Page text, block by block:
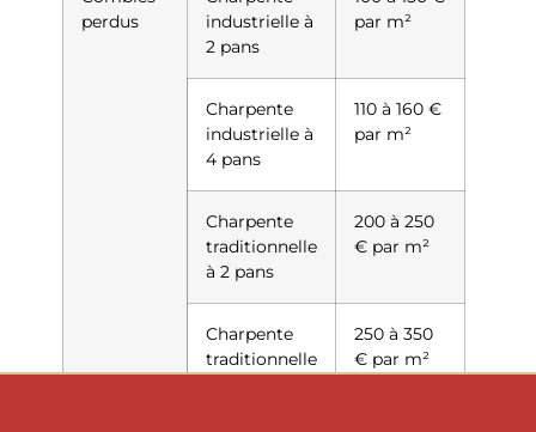
perdus
industrielle à
2 pans
par m²
Charpente
industrielle à
4 pans
110 à 160 €
par m²
Charpente
traditionnelle
à 2 pans
200 à 250
€ par m²
Charpente
traditionnelle
250 à 350
€ par m²